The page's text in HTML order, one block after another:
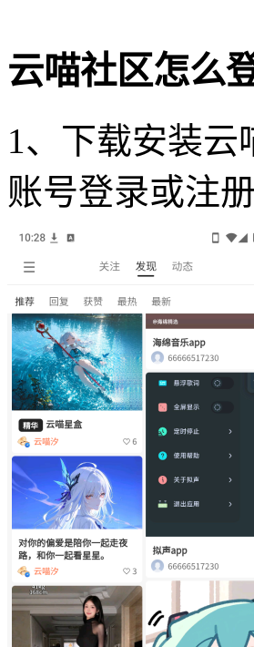
云喵社区怎么
1、下载安装
账号登录或注册